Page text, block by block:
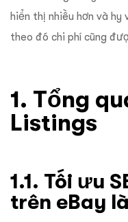
hiển thị nhiều hơn và hy
theo đó chi phí cũng
1. Tổng
Listings
1.1. Tối ưu
trên eBay